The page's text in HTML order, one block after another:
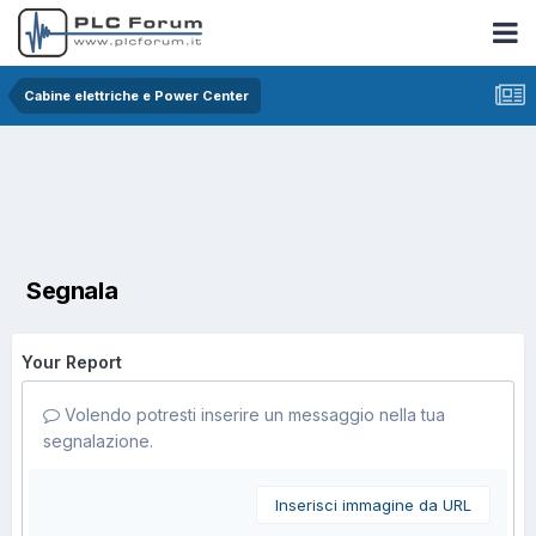
Cabine elettriche e Power Center
Segnala
Your Report
Volendo potresti inserire un messaggio nella tua
segnalazione.
Inserisci immagine da URL